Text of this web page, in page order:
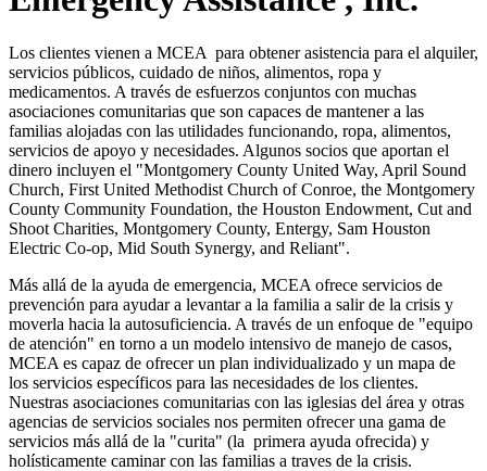
Los clientes vienen a MCEA para obtener asistencia para el alquiler,
servicios públicos, cuidado de niños, alimentos, ropa y
medicamentos. A través de esfuerzos conjuntos con muchas
asociaciones comunitarias que son capaces de mantener a las
familias alojadas con las utilidades funcionando, ropa, alimentos,
servicios de apoyo y necesidades. Algunos socios que aportan el
dinero incluyen el "Montgomery County United Way, April Sound
Church, First United Methodist Church of Conroe, the Montgomery
County Community Foundation, the Houston Endowment, Cut and
Shoot Charities, Montgomery County, Entergy, Sam Houston
Electric Co-op, Mid South Synergy, and Reliant".
Más allá de la ayuda de emergencia, MCEA ofrece servicios de
prevención para ayudar a levantar a la familia a salir de la crisis y
moverla hacia la autosuficiencia. A través de un enfoque de "equipo
de atención" en torno a un modelo intensivo de manejo de casos,
MCEA es capaz de ofrecer un plan individualizado y un mapa de
los servicios específicos para las necesidades de los clientes.
Nuestras asociaciones comunitarias con las iglesias del área y otras
agencias de servicios sociales nos permiten ofrecer una gama de
servicios más allá de la "curita" (la primera ayuda ofrecida) y
holísticamente caminar con las familias a traves de la crisis.